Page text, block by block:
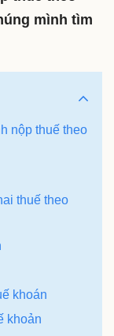
mình tìm
nộp thuế theo
thuế theo
khoán
khoản